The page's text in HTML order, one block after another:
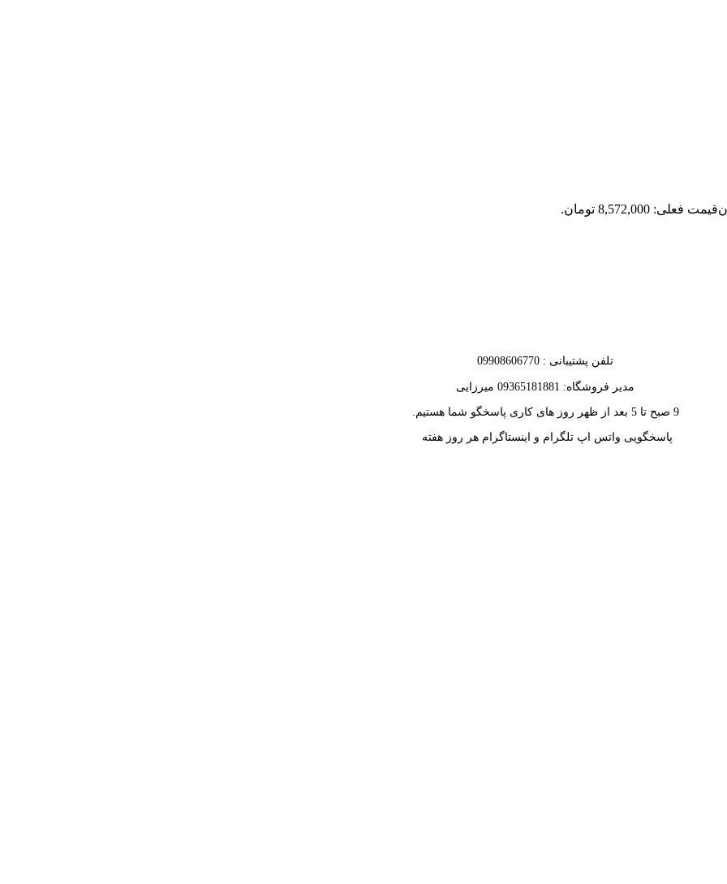
قیمت فعلی: 8,572,000 تومان.
تلفن پشتیبانی : 09908606770
مدیر فروشگاه: 09365181881 میرزایی
9 صبح تا 5 بعد از ظهر روز های کاری پاسخگو شما هستیم.
پاسخگویی واتس اپ تلگرام و اینستاگرام هر روز هفته